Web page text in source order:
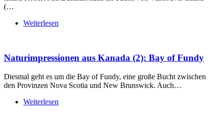
(…
Weiterlesen
Naturimpressionen aus Kanada (2): Bay of Fundy
Diesmal geht es um die Bay of Fundy, eine große Bucht zwischen
den Provinzen Nova Scotia und New Brunswick. Auch…
Weiterlesen